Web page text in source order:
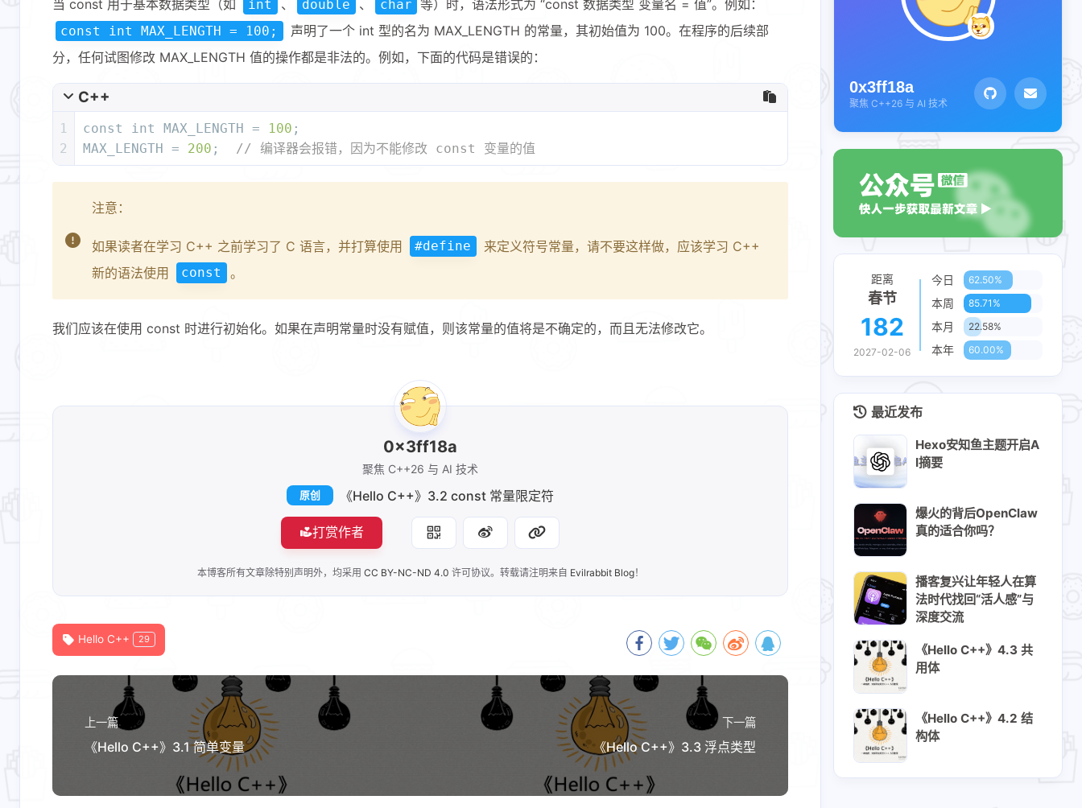
最新评论
无法获取评论，请确认相关配置是否正确
兴趣点
寻找你感兴趣的领域
C/C++2 GitHub3 Hello C++ IDC迁移​1
PCDN技术​ 1 书籍3 内存安全 博客 开源软件7
影评 数据结构 源码4 生活12 电影1 科技圈 6 科普3
编程语言 2 网络优化​ 软件开发3 随笔
高性能计算1
当 const 用于基本数据类型（如 int 、 double 、 char 等）时，语法形式为 “const 数据类型 变量名 = 值”。例如：
const int MAX_LENGTH = 100;
声明了一个 int 型的名为 MAX_LENGTH 的常量，其初始值为 100。在程序的后续部
分，任何试图修改 MAX_LENGTH 值的操作都是非法的。例如，下面的代码是错误的：
C++
1
2
const int MAX_LENGTH = 100 ;
MAX_LENGTH = 200 ; // 编译器会报错，因为不能修改 const 变量的值
注意：
如果读者在学习 C++ 之前学习了 C 语言，并打算使用 #define
来定义符号常量，请不要这样做，应该学习 C++
新的语法使用
const 。
我们应该在使用 const 时进行初始化。如果在声明常量时没有赋值，则该常量的值将是不确定的，而且无法修改它。
0x3ff18a
聚焦 C++26 与 AI 技术
原创 《Hello C++》3.2 const 常量限定符
打赏作者
本博客所有文章除特别声明外，均采用 CC BY-NC-ND 4.0 许可协议。转载请注明来自 Evilrabbit Blog！
Hello C++ 29
上一篇
《Hello C++》3.1 简单变量
下一篇
《Hello C++》3.3 浮点类型
0x3ff18a
聚焦 C++26 与 AI 技术
距离
春节
182
2027-02-06
今日 62.50%
本周 85.71%
本月 22.58%
本年 60.00%
最近发布
Hexo安知鱼主题开启A
I摘要
爆火的背后OpenClaw
真的适合你吗？
播客复兴让年轻人在算
法时代找回“活人感”与
深度交流
《Hello C++》4.3 共
用体
《Hello C++》4.2 结
构体